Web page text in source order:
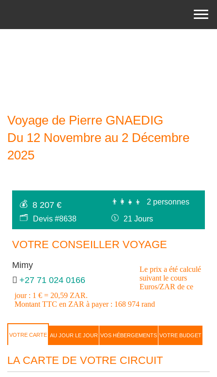
Voyage de Pierre GNAEDIG
Du 12 Novembre au 2 Décembre
2025
💰 8 207 € 👨‍👩‍👧‍👦
2 personnes
🗂
Devis #8638 🕦 21 Jours
VOTRE CONSEILLER VOYAGE
Mimy
+27 71 024 0166
Le prix a été calculé
suivant le cours
Euros/ZAR de ce
jour : 1 € = 20,59 ZAR.
Montant TTC en ZAR à payer : 168 974 rand
VOTRE CARTE AU JOUR LE JOUR VOS HÉBERGEMENTS VOTRE BUDGET
LA CARTE DE VOTRE CIRCUIT